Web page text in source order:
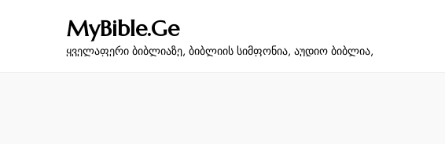
MyBible.Ge
ყველაფერი ბიბლიაზე, ბიბლიის სიმფონია, აუდიო ბიბლია,